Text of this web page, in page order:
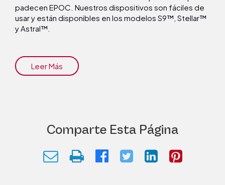
padecen EPOC. Nuestros dispositivos son fáciles de
usar y están disponibles en los modelos S9™, Stellar™
y Astral™.
Leer Más
Comparte Esta Página